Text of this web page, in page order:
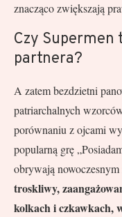
znacząco zwiększają
Czy Supermen
partnera?
A zatem bezdzietni
patriarchalnych
porównaniu z ojcami
popularną grę
obrywają nowoczesnym
troskliwy,
kolkach i czkawkach,